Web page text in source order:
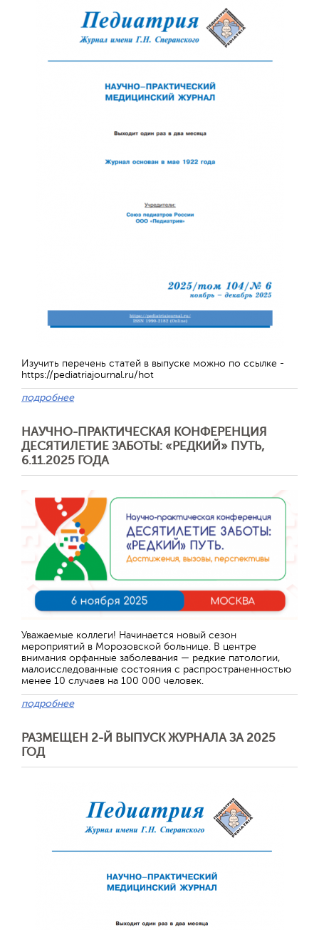
Изучить перечень статей в выпуске можно по ссылке -
https://pediatriajournal.ru/hot
подробнее
НАУЧНО-ПРАКТИЧЕСКАЯ КОНФЕРЕНЦИЯ
ДЕСЯТИЛЕТИЕ ЗАБОТЫ: «РЕДКИЙ» ПУТЬ,
6.11.2025 ГОДА
Уважаемые коллеги! Начинается новый сезон
мероприятий в Морозовской больнице. В центре
внимания орфанные заболевания — редкие патологии,
малоисследованные состояния с распространенностью
менее 10 случаев на 100 000 человек.
подробнее
РАЗМЕЩЕН 2-Й ВЫПУСК ЖУРНАЛА ЗА 2025
ГОД